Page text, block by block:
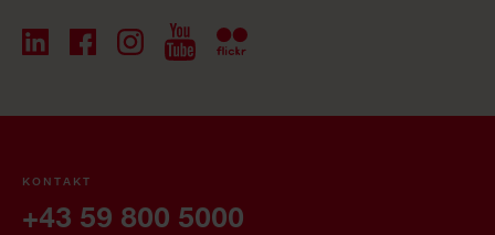
KONTAKT
+43 59 800 5000